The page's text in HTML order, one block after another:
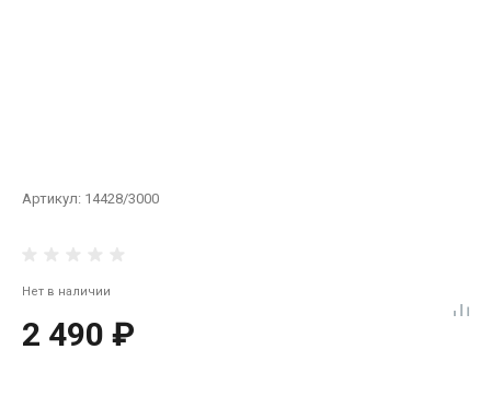
Артикул: 14428/3000
Нет в наличии
2 490 ₽